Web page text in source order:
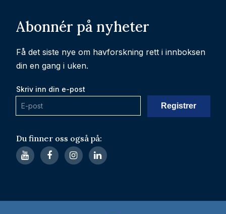
Du finner oss også på:
Abonnér på nyheter
Få det siste nye om havforskning rett i innboksen
din en gang i uken.
Skriv inn din e-post